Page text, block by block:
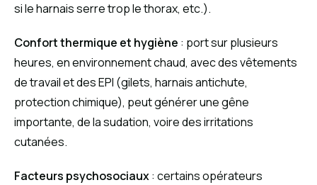
si le harnais serre trop le thorax, etc.).
Confort thermique et hygiène : port sur plusieurs
heures, en environnement chaud, avec des vêtements
de travail et des EPI (gilets, harnais antichute,
protection chimique), peut générer une gêne
importante, de la sudation, voire des irritations
cutanées.
Facteurs psychosociaux: certains opérateurs